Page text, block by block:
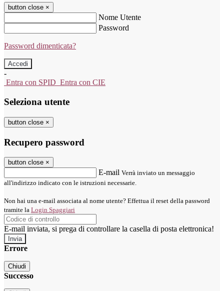
button close ×
Nome Utente
Password
Password dimenticata?
-
Entra con SPID Entra con CIE
Seleziona utente
button close ×
Recupero password
button close ×
E-mail Verrà inviato un messaggio
all'indirizzo indicato con le istruzioni necessarie.
Non hai una e-mail associata al nome utente? Effettua il reset della password
tramite la Login Spaggiari
E-mail inviata, si prega di controllare la casella di posta elettronica!
Errore
Chiudi
Successo